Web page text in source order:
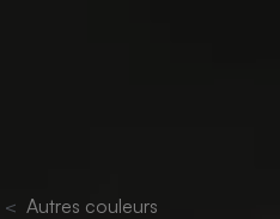
< Autres couleurs